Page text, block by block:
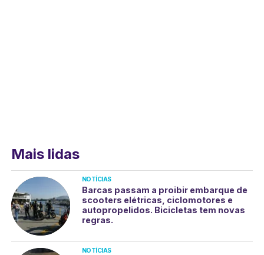
Mais lidas
NOTÍCIAS
Barcas passam a proibir embarque de
scooters elétricas, ciclomotores e
autopropelidos. Bicicletas tem novas
regras.
NOTÍCIAS